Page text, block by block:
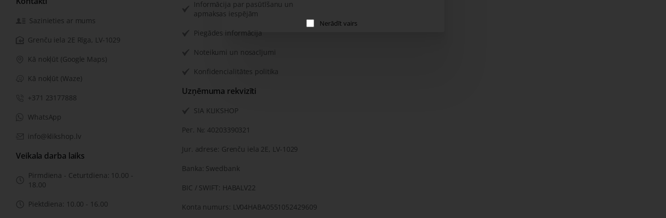
Nerādīt vairs
Sazinieties ar mums
Grenču iela 2E Rīga, LV-1029
Kā nokļūt (Google Maps)
Kā nokļūt (Waze)
+371 23177888
WhatsApp
info@klikshop.lv
Veikala darba laiks
Pirmdiena - Ceturtdiena: 10.00 -
18.00
Piektdiena: 10.00 - 16.00
Informācija par pasūtīšanu un
apmaksas iespējām
Piegādes informācija
Noteikumi un nosacījumi
Konfidencialitātes politika
Uzņēmuma rekvizīti
SIA KLIKSHOP
Рег. №: 40203390321
Jur. adrese: Grenču iela 2E, LV-1029
Banka: Swedbank
BIC / SWIFT: HABALV22
Konta numurs: LV04HABA0551052429609